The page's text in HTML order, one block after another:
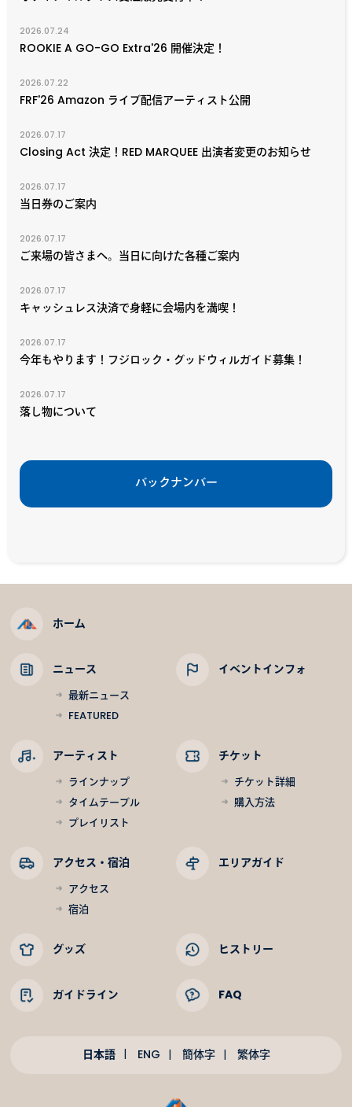
2026.07.24
ROOKIE A GO-GO Extra'26 開催決定！
2026.07.22
FRF'26 Amazon ライブ配信アーティスト公開
2026.07.17
Closing Act 決定！RED MARQUEE 出演者変更のお知らせ
2026.07.17
当日券のご案内
2026.07.17
ご来場の皆さまへ。当日に向けた各種ご案内
2026.07.17
キャッシュレス決済で身軽に会場内を満喫！
2026.07.17
今年もやります！フジロック・グッドウィルガイド募集！
2026.07.17
落し物について
バックナンバー
ホーム
ニュース
最新ニュース
FEATURED
イベントインフォ
アーティスト
ラインナップ
タイムテーブル
プレイリスト
チケット
チケット詳細
購入方法
アクセス・宿泊
アクセス
宿泊
エリアガイド
グッズ ヒストリー
ガイドライン FAQ
日本語 ENG 簡体字 繁体字